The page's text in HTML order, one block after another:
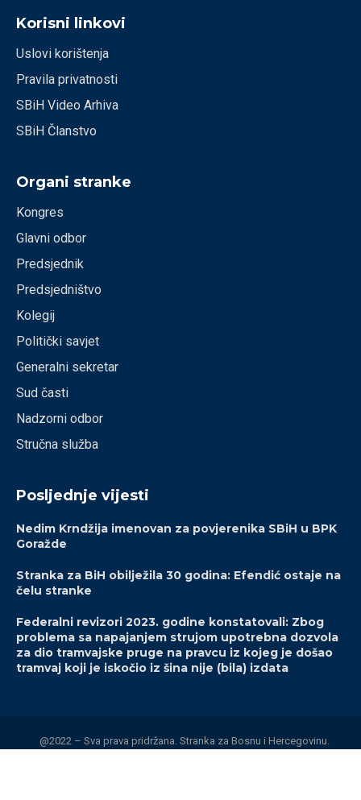
Korisni linkovi
Uslovi korištenja
Pravila privatnosti
SBiH Video Arhiva
SBiH Članstvo
Organi stranke
Kongres
Glavni odbor
Predsjednik
Predsjedništvo
Kolegij
Politički savjet
Generalni sekretar
Sud časti
Nadzorni odbor
Stručna služba
Posljednje vijesti
Nedim Krndžija imenovan za povjerenika SBiH u BPK
Goražde
Stranka za BiH obilježila 30 godina: Efendić ostaje na
čelu stranke
Federalni revizori 2023. godine konstatovali: Zbog
problema sa napajanjem strujom upotrebna dozvola
za dio tramvajske pruge na pravcu iz kojeg je došao
tramvaj koji je iskočio iz šina nije (bila) izdata
@2022 – Sva prava pridržana. Stranka za Bosnu i Hercegovinu.